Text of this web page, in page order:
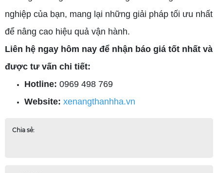
nghiệp của bạn, mang lại những giải pháp tối ưu nhất
để nâng cao hiệu quả vận hành.
Liên hệ ngay hôm nay để nhận báo giá tốt nhất và
được tư vấn chi tiết:
Hotline: 0969 498 769
Website: xenangthanhha.vn
Chia sẻ: